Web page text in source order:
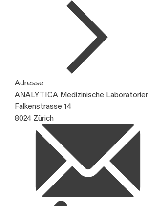
Adresse
ANALYTICA Medizinische
Falkenstrasse 14
8024 Zürich